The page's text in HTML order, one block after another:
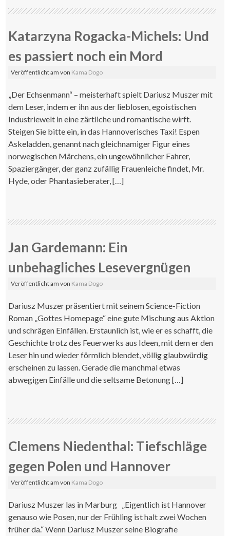
Katarzyna Rogacka-Michels: Und
es passiert noch ein Mord
Veröffentlicht amvon Kama Dogo
„Der Echsenmann“ – meisterhaft spielt Dariusz Muszer mit
dem Leser, indem er ihn aus der lieblosen, egoistischen
Industriewelt in eine zärtliche und romantische wirft.
Steigen Sie bitte ein, in das Hannoverisches Taxi! Espen
Askeladden, genannt nach gleichnamiger Figur eines
norwegischen Märchens, ein ungewöhnlicher Fahrer,
Spaziergänger, der ganz zufällig Frauenleiche findet, Mr.
Hyde, oder Phantasieberater, […]
Jan Gardemann: Ein
unbehagliches Lesevergnügen
Veröffentlicht amvon Kama Dogo
Dariusz Muszer präsentiert mit seinem Science-Fiction
Roman „Gottes Homepage“ eine gute Mischung aus Aktion
und schrägen Einfällen. Erstaunlich ist, wie er es schafft, die
Geschichte trotz des Feuerwerks aus Ideen, mit dem er den
Leser hin und wieder förmlich blendet, völlig glaubwürdig
erscheinen zu lassen. Gerade die manchmal etwas
abwegigen Einfälle und die seltsame Betonung […]
Clemens Niedenthal: Tiefschläge
gegen Polen und Hannover
Veröffentlicht amvon Kama Dogo
Dariusz Muszer las in Marburg „Eigentlich ist Hannover
genauso wie Posen, nur der Frühling ist halt zwei Wochen
früher da.“ Wenn Dariusz Muszer seine Biografie